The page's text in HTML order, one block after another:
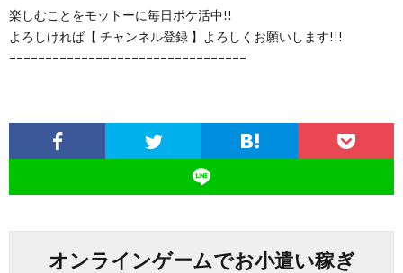
楽しむことをモットーに毎日ポケ活中!!
よろしければ【 チャンネル登録 】よろしくお願いします!!!
−−−−−−−−−−−−−−−−−−−−−−−−−−−−−−−−−
オンラインゲームでお小遣い稼ぎ